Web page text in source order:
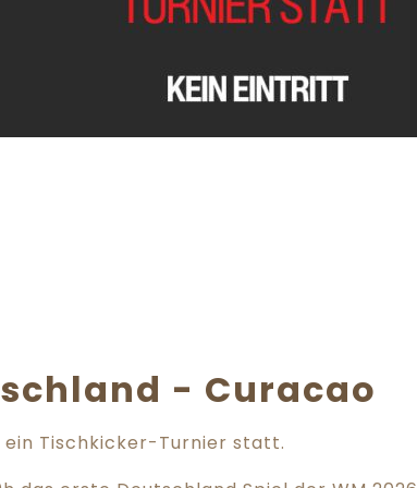
- Curacao
ein Tischkicker-Turnier statt.